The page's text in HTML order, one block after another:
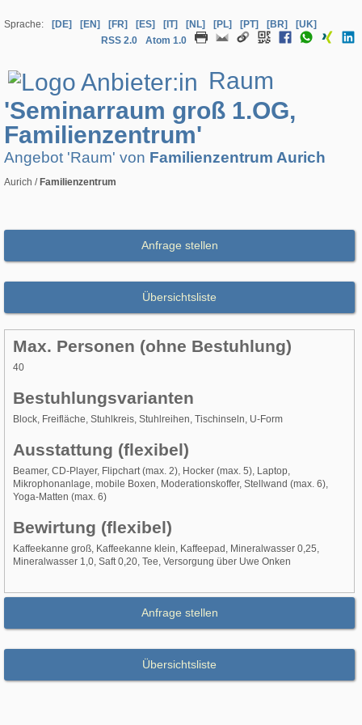
Sprache: [DE] [EN] [FR] [ES] [IT] [NL] [PL] [PT] [BR]
[UK]
RSS 2.0
Atom 1.0
Raum
'Seminarraum groß 1.OG,
Familienzentrum'
Angebot 'Raum' von Familienzentrum Aurich
Aurich / Familienzentrum
Anfrage stellen
Übersichtsliste
Max. Personen (ohne Bestuhlung)
40
Bestuhlungsvarianten
Block, Freifläche, Stuhlkreis, Stuhlreihen, Tischinseln, U-Form
Ausstattung (flexibel)
Beamer, CD-Player, Flipchart (max. 2), Hocker (max. 5), Laptop,
Mikrophonanlage, mobile Boxen, Moderationskoffer, Stellwand (max. 6),
Yoga-Matten (max. 6)
Bewirtung (flexibel)
Kaffeekanne groß, Kaffeekanne klein, Kaffeepad, Mineralwasser 0,25,
Mineralwasser 1,0, Saft 0,20, Tee, Versorgung über Uwe Onken
Anfrage stellen
Übersichtsliste